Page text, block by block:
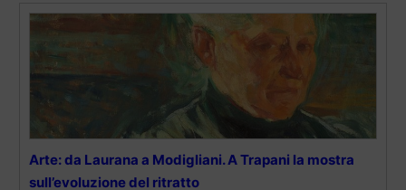
Arte: da Laurana a Modigliani. A Trapani la mostra
sull’evoluzione del ritratto